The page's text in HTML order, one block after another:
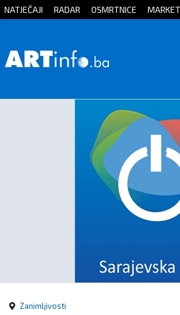
Početna
Zanimljivosti
NATJEČAJI RADAR OSMRTNICE
Zanimljivosti